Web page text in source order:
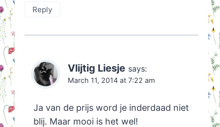
Reply
Vlijtig Liesje says:
March 11, 2014 at 7:22 am
Ja van de prijs word je inderdaad niet
blij. Maar mooi is het wel!